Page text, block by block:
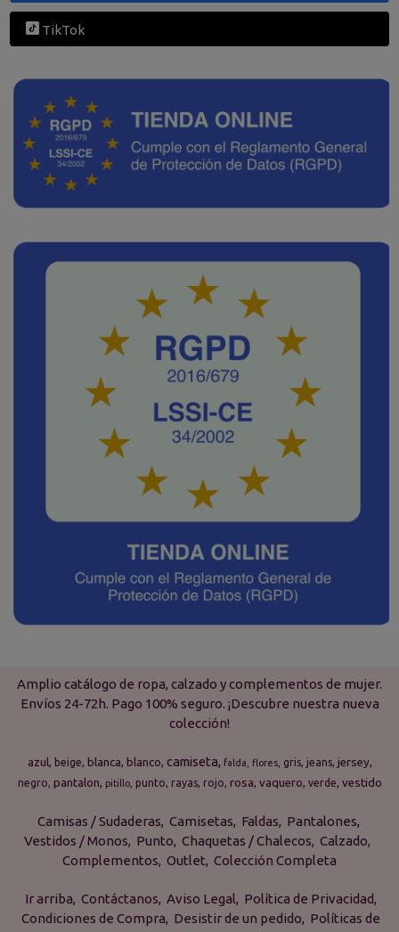
TikTok
Amplio catálogo de ropa, calzado y complementos de mujer.
Envíos 24-72h. Pago 100% seguro. ¡Descubre nuestra nueva
colección!
azul beige blanca blanco camiseta falda flores gris jeans jersey
negro pantalon pitillo punto rayas rojo rosa vaquero verde vestido
Camisas / Sudaderas Camisetas Faldas
Pantalones
Vestidos / Monos
Punto Chaquetas / Chalecos Calzado
Complementos Outlet Colección Completa
Ir arriba Contáctanos Aviso Legal
Política de Privacidad
Condiciones de Compra
Desistir de un pedido
Políticas de